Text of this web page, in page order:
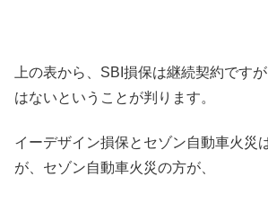
上の表から、SBI損保は継続契約です
はないということが判ります。
イーデザイン損保とセゾン自動車火災
が、セゾン自動車火災の方が、